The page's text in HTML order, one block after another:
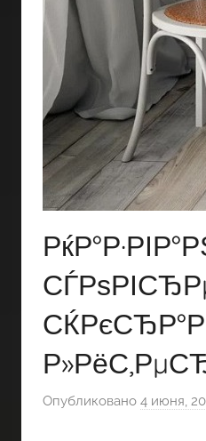
Опубликовано 4 июня,